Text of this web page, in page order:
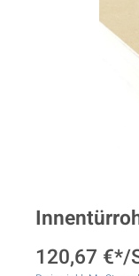
120,67 €*/